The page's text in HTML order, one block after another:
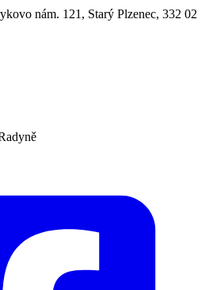
nám. 121, Starý Plzenec, 332 02